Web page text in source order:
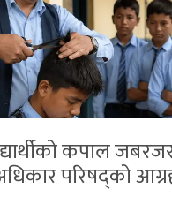
कपाल
परिषद्को